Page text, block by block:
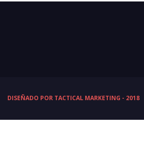
DISEÑADO POR TACTICAL MARKETING - 2018